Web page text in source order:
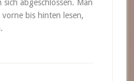
abgeschlossen. Man
vornebis hinten lesen,